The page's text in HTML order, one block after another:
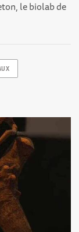
le biolab de